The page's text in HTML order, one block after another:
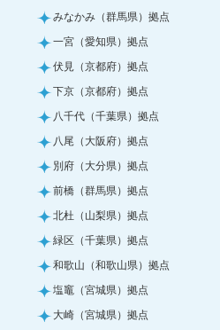
みなかみ（群馬県）拠点
一宮（愛知県）拠点
伏見（京都府）拠点
下京（京都府）拠点
八千代（千葉県）拠点
八尾（大阪府）拠点
別府（大分県）拠点
前橋（群馬県）拠点
北杜（山梨県）拠点
緑区（千葉県）拠点
和歌山（和歌山県）拠点
塩竈（宮城県）拠点
大崎（宮城県）拠点